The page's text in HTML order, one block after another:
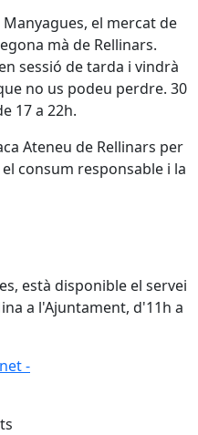
el mercat de
mà de Rellinars.
sessió de tarda i vindrà
no us podeu perdre. 30
17 a 22h.
Ateneu de Rellinars per
consum responsable i la
està disponible el servei
a l'Ajuntament, d'11h a
--